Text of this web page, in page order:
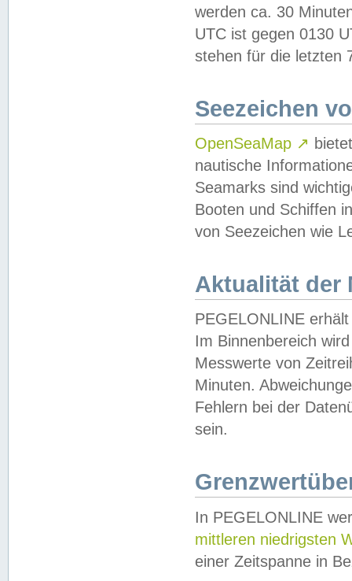
werden ca. 30
UTC ist gegen 0130
stehen für die letzten
Seezeichen
OpenSeaMap ↗
nautische
Seamarks sind
Booten und Schiffen
von Seezeichen wie
Aktualität der
PEGELONLINE
Im Binnenbereich
Messwerte von
Minuten.
Fehlern bei der
sein.
In PEGELONLINE
mittleren niedrigsten
einer Zeitspanne in